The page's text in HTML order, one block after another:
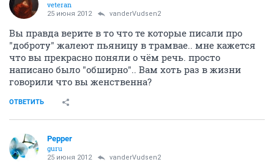
veteran
25 июня 2012 vanderVudsen2
Вы правда верите в то что те которые писали про
"доброту" жалеют пьяницу в трамвае.. мне кажется
что вы прекрасно поняли о чём речь. просто
написано было "обширно".. Вам хоть раз в жизни
говорили что вы женственна?
ОТВЕТИТЬ
Pepper
guru
25 июня 2012 vanderVudsen2